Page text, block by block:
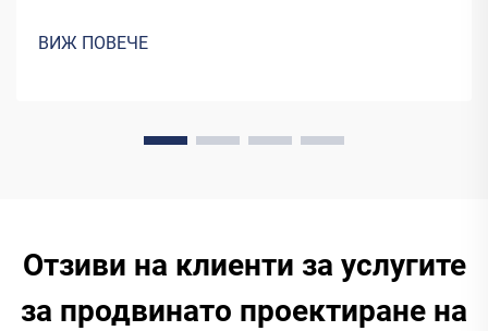
турбини или панели за слънчева енергия преобразуват в
ВИЖ ПОВЕЧЕ
Отзиви на клиенти за услугите
за продвинато проектиране на